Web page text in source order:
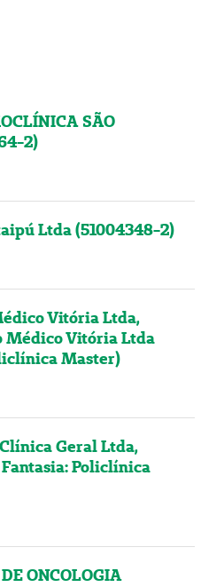
SÃO
2)
Ltda (51004348-2)
Vitória Ltda,
Médico Vitória Ltda
Master)
Geral Ltda,
Policlínica
ONCOLOGIA